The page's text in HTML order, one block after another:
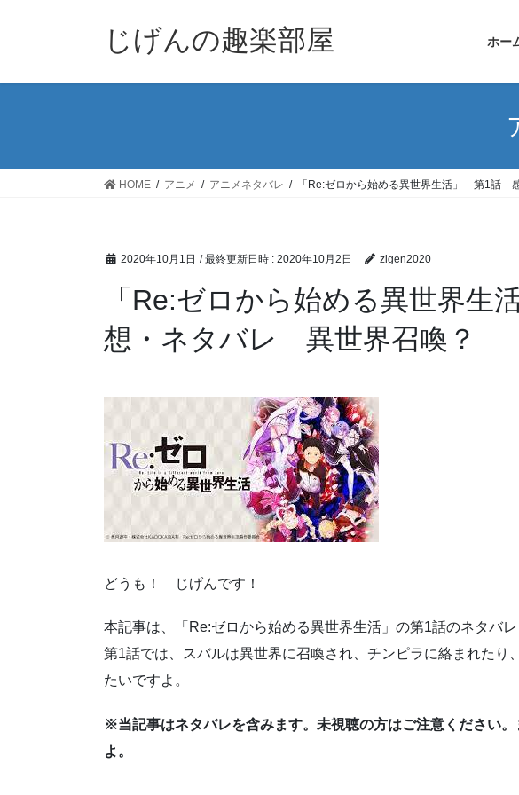
じげんの趣楽部屋 ホー
HOME アニメ アニメネタバレ 「Re:ゼロから始める異世界生活」 第1話
2020年10月1日 / 最終更新日時 : 2020年10月2日 zigen2020
「Re:ゼロから始める異世界
想・ネタバレ 異世界召喚？
どうも！ じげんです！
本記事は、「Re:ゼロから始める異世界生活」の第1話のネタバレ
第1話では、スバルは異世界に召喚され、チンピラに絡まれたり
たいですよ。
※当記事はネタバレを含みます。未視聴の方はご注意ください
よ。